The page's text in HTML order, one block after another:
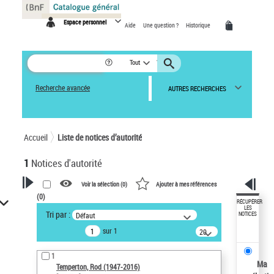
Espace personnel Aide Une question ? Historique
Tout
Recherche avancée AUTRES RECHERCHES
Accueil Liste de notices d’autorité
1 Notices d'autorité
VOTRE RECHERCHE
Recherche avancée dans les
notices d’autorité
Œuvres liées à l'auteur :
Temperton, Rod (1947-2016)
Voir la sélection (0) Ajouter à mes références
(0)
Tri par : Défaut
sur 1
20
résultats/page
1
Temperton, Rod (1947-2016)
RÉCUPÉRER
LES
NOTICES
Ma
Panneau de gestion des cookies